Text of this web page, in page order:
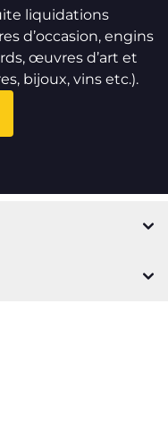
liquidations
d’occasion, engins
œuvres d’art et
bijoux, vins etc.).